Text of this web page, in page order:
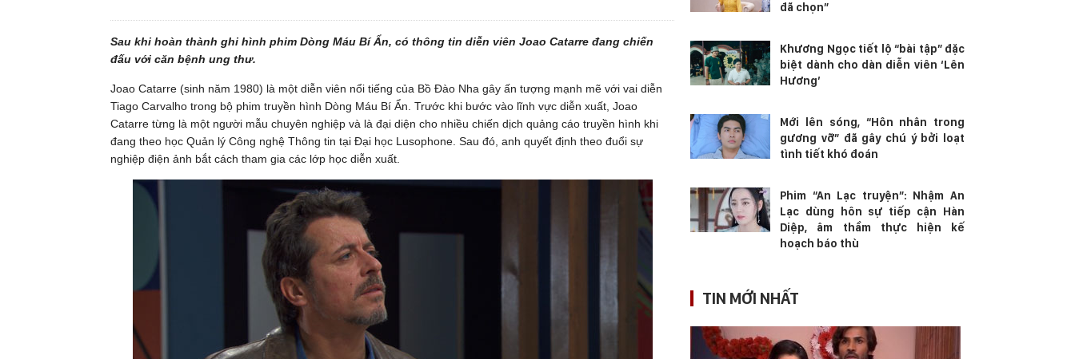
Sau khi hoàn thành ghi hình phim Dòng Máu Bí Ẩn, có thông tin diễn viên Joao Catarre đang chiến
đấu với căn bệnh ung thư.
Joao Catarre (sinh năm 1980) là một diễn viên nổi tiếng của Bồ Đào Nha gây ấn tượng mạnh mẽ với vai diễn
Tiago Carvalho trong bộ phim truyền hình Dòng Máu Bí Ẩn. Trước khi bước vào lĩnh vực diễn xuất, Joao
Catarre từng là một người mẫu chuyên nghiệp và là đại diện cho nhiều chiến dịch quảng cáo truyền hình khi
đang theo học Quản lý Công nghệ Thông tin tại Đại học Lusophone. Sau đó, anh quyết định theo đuổi sự
nghiệp điện ảnh bắt cách tham gia các lớp học diễn xuất.
đã chọn”
Khương Ngọc tiết lộ “bài tập” đặc
biệt dành cho dàn diễn viên ‘Lên
Hương’
Mới lên sóng, “Hôn nhân trong
gương vỡ” đã gây chú ý bởi loạt
tình tiết khó đoán
Phim “An Lạc truyện”: Nhậm An
Lạc dùng hôn sự tiếp cận Hàn
Diệp, âm thầm thực hiện kế
hoạch báo thù
TIN MỚI NHẤT